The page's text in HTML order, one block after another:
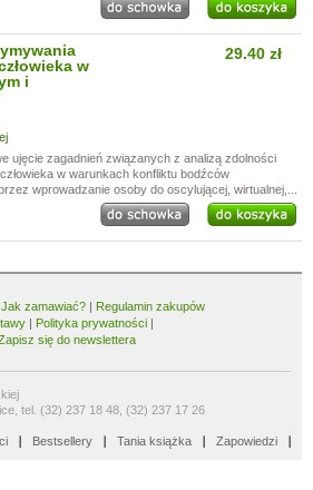
w
i
29.40 zł
ujęcie zagadnień związanych z analizą zdolności
w warunkach konfliktu bodźców
wprowadzanie osoby do oscylującej, wirtualnej,...
Jak zamawiać? | Regulamin zakupów
| Polityka prywatności |
się do newslettera
tel. (32) 237 18 48, (32) 237 17 26
Bestsellery Tania książka Zapowiedzi